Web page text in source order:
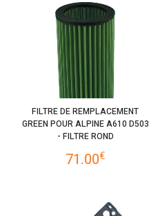
FILTRE DE REMPLACEMENT
GREEN POUR ALPINE A610 D503
- FILTRE ROND
71.00€